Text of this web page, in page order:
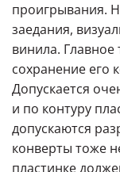
проигрывания.
заедания,
винила. Главное
сохранение его
Допускается
и по контуру
допускаются
конверты тоже
пластинке